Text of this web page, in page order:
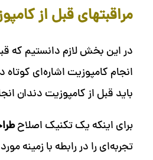
مراقبتهای قبل از
در این بخش لازم دانستیم که
انجام کامپوزیت اشاره‌ای
باید قبل از کامپوزیت دندان
برای اینکه یک تکنیک اصلاح
تجربه‌ای را در رابطه با زمینه